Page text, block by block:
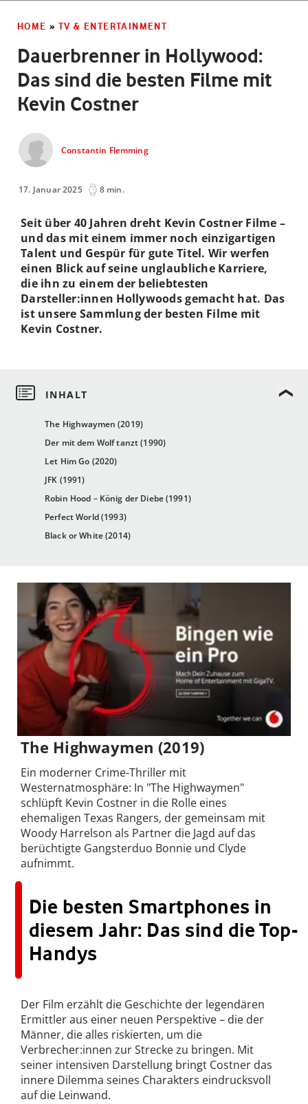
HOME » TV & ENTERTAINMENT
Dauerbrenner in Hollywood:
Das sind die besten Filme mit
Kevin Costner
Constantin Flemming
17. Januar 2025 8 min.
The Highwaymen (2019)
Der mit dem Wolf tanzt (1990)
Let Him Go (2020)
JFK (1991)
Robin Hood – König der Diebe (1991)
Perfect World (1993)
Black or White (2014)
Seit über 40 Jahren dreht Kevin Costner Filme –
und das mit einem immer noch einzigartigen
Talent und Gespür für gute Titel. Wir werfen
einen Blick auf seine unglaubliche Karriere,
die ihn zu einem der beliebtesten
Darsteller:innen Hollywoods gemacht hat. Das
ist unsere Sammlung der besten Filme mit
Kevin Costner.
The Highwaymen (2019)
Ein moderner Crime-Thriller mit
Westernatmosphäre: In "The Highwaymen"
schlüpft Kevin Costner in die Rolle eines
ehemaligen Texas Rangers, der gemeinsam mit
Woody Harrelson als Partner die Jagd auf das
berüchtigte Gangsterduo Bonnie und Clyde
aufnimmt.
Die besten Smartphones in
diesem Jahr: Das sind die Top-
Handys
Der Film erzählt die Geschichte der legendären
Ermittler aus einer neuen Perspektive – die der
Männer, die alles riskierten, um die
Verbrecher:innen zur Strecke zu bringen. Mit
seiner intensiven Darstellung bringt Costner das
innere Dilemma seines Charakters eindrucksvoll
auf die Leinwand.